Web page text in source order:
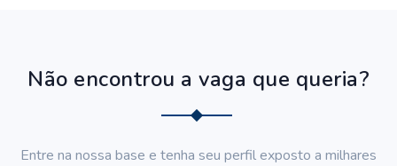
Não encontrou a vaga que queria?
Entre na nossa base e tenha seu perfil exposto a milhares